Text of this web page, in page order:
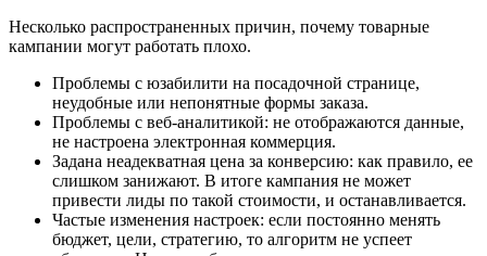
Несколько распространенных причин, почему товарные
кампании могут работать плохо.
Проблемы с юзабилити на посадочной странице,
неудобные или непонятные формы заказа.
Проблемы с веб-аналитикой: не отображаются данные,
не настроена электронная коммерция.
Задана неадекватная цена за конверсию: как правило, ее
слишком занижают. В итоге кампания не может
привести лиды по такой стоимости, и останавливается.
Частые изменения настроек: если постоянно менять
бюджет, цели, стратегию, то алгоритм не успеет